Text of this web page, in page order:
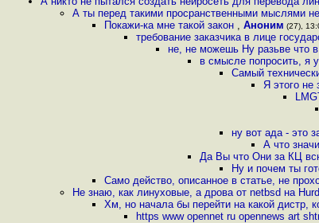
А ты перед такими просранственными мыслями
Покажи-ка мне такой закон , Аноним (27),
требование заказчика в лице
не, не можешь Ну разьве что
в смысле попросить, я
Самый
Я этого не
ну вот ада - это
А что
Да Вы что Они за КЦ всю
Ну и почем ты
Само действо, описанное в статье, не
Не знаю, как линуховые, а дрова от netbsd на
Хм, но начала бы перейти на какой дистр,
https www opennet ru opennews art